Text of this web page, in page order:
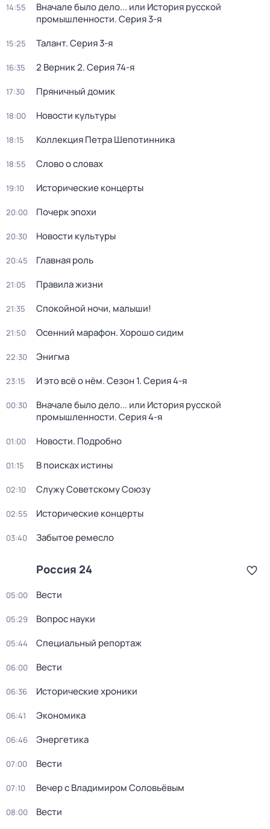
14:55
Вначале было дело... или История русской
промышленности. Серия 3-я
15:25 Талант. Серия 3-я
16:35 2 Верник 2. Серия 74-я
17:30 Пряничный домик
18:00 Новости культуры
18:15 Коллекция Петра Шепотинника
18:55 Слово о словах
19:10 Исторические концерты
20:00 Почерк эпохи
20:30 Новости культуры
20:45 Главная роль
21:05 Правила жизни
21:35 Спокойной ночи, малыши!
21:50 Осенний марафон. Хорошо сидим
22:30 Энигма
23:15 И это всё о нём. Сезон 1. Серия 4-я
00:30
Вначале было дело... или История русской
промышленности. Серия 4-я
01:00 Новости. Подробно
01:15 В поисках истины
02:10 Служу Советскому Союзу
02:55 Исторические концерты
03:40 Забытое ремесло
Россия 24
05:00 Вести
05:29 Вопрос науки
05:44 Специальный репортаж
06:00 Вести
06:36 Исторические хроники
06:41 Экономика
06:46 Энергетика
07:00 Вести
07:10 Вечер с Владимиром Соловьёвым
08:00 Вести